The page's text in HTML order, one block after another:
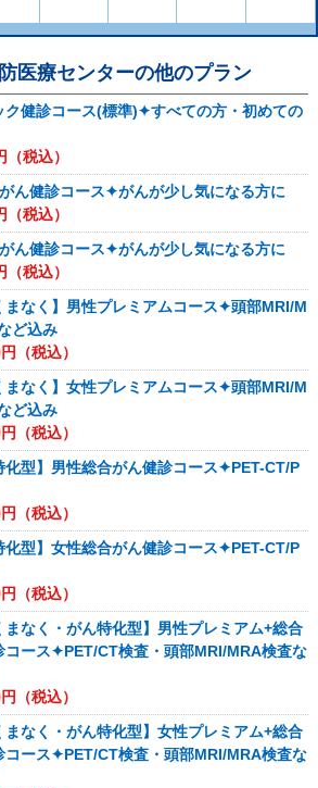
医療センターの他のプラン
ク健診コース(標準)✦すべての方・初めての
（税込）
ん健診コース✦がんが少し気になる方に
（税込）
ん健診コース✦がんが少し気になる方に
（税込）
まなく】男性プレミアムコース✦頭部MRI/M
ど込み
円（税込）
まなく】女性プレミアムコース✦頭部MRI/M
ど込み
円（税込）
化型】男性総合がん健診コース✦PET-CT/P
円（税込）
化型】女性総合がん健診コース✦PET-CT/P
円（税込）
まなく・がん特化型】男性プレミアム+総合
コース✦PET/CT検査・頭部MRI/MRA検査な
円（税込）
まなく・がん特化型】女性プレミアム+総合
コース✦PET/CT検査・頭部MRI/MRA検査な